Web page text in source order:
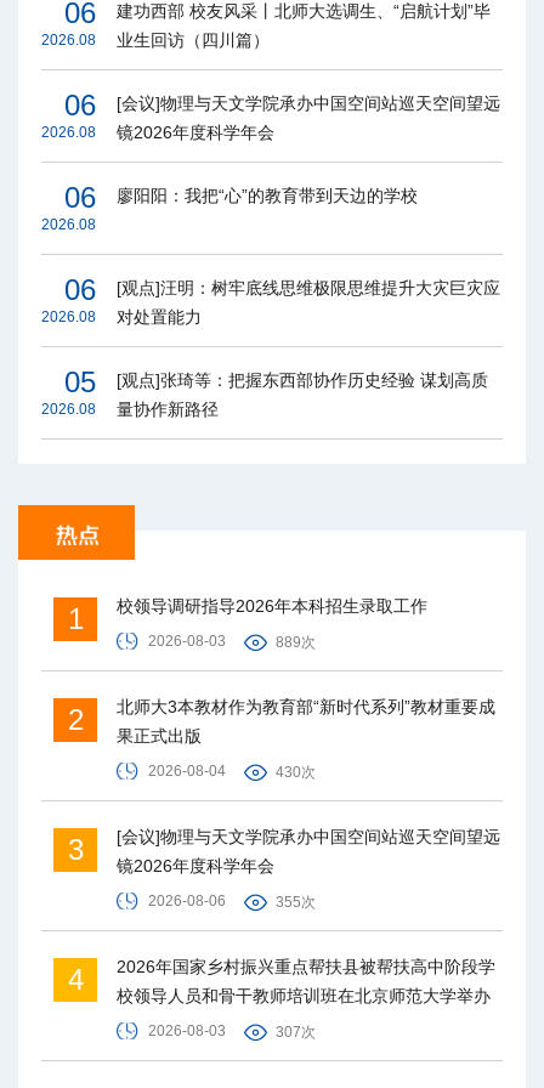
06
2026.08
建功西部 校友风采丨北师大选调生、“启航计划”毕
业生回访（四川篇）
06
2026.08
[会议]物理与天文学院承办中国空间站巡天空间望远
镜2026年度科学年会
06
2026.08
廖阳阳：我把“心”的教育带到天边的学校
06
2026.08
[观点]汪明：树牢底线思维极限思维提升大灾巨灾应
对处置能力
05
2026.08
[观点]张琦等：把握东西部协作历史经验 谋划高质
量协作新路径
1 校领导调研指导2026年本科招生录取工作
2026-08-03 889次
2
北师大3本教材作为教育部“新时代系列”教材重要成
果正式出版
2026-08-04 430次
3
[会议]物理与天文学院承办中国空间站巡天空间望远
镜2026年度科学年会
2026-08-06 355次
4
2026年国家乡村振兴重点帮扶县被帮扶高中阶段学
校领导人员和骨干教师培训班在北京师范大学举办
2026-08-03 307次